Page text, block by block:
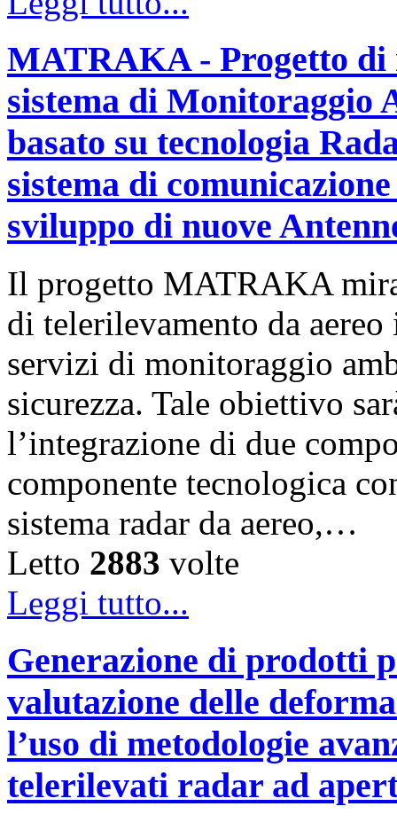
MATRAKA - Progetto di
sistema di Monitoraggio
basato su tecnologia
sistema di
sviluppo di nuove
Il progetto MATRAKA
di telerilevamento da
servizi di monitoraggio
sicurezza. Tale obiettivo
l’integrazione di due
componente tecnologica
sistema radar da aereo,…
Letto 2883 volte
Leggi tutto...
Generazione di prodotti
valutazione delle
l’uso di metodologie
telerilevati radar ad